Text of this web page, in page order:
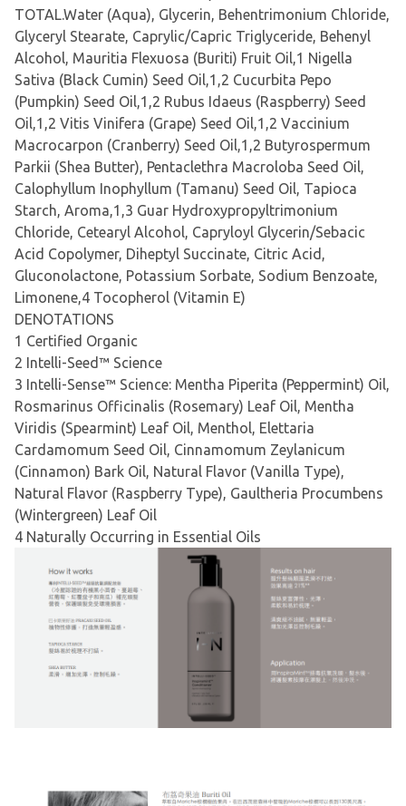
TOTAL.Water (Aqua), Glycerin, Behentrimonium Chloride,
Glyceryl Stearate, Caprylic/Capric Triglyceride, Behenyl
Alcohol, Mauritia Flexuosa (Buriti) Fruit Oil,1 Nigella
Sativa (Black Cumin) Seed Oil,1,2 Cucurbita Pepo
(Pumpkin) Seed Oil,1,2 Rubus Idaeus (Raspberry) Seed
Oil,1,2 Vitis Vinifera (Grape) Seed Oil,1,2 Vaccinium
Macrocarpon (Cranberry) Seed Oil,1,2 Butyrospermum
Parkii (Shea Butter), Pentaclethra Macroloba Seed Oil,
Calophyllum Inophyllum (Tamanu) Seed Oil, Tapioca
Starch, Aroma,1,3 Guar Hydroxypropyltrimonium
Chloride, Cetearyl Alcohol, Capryloyl Glycerin/Sebacic
Acid Copolymer, Diheptyl Succinate, Citric Acid,
Gluconolactone, Potassium Sorbate, Sodium Benzoate,
Limonene,4 Tocopherol (Vitamin E)
DENOTATIONS
1 Certified Organic
2 Intelli-Seed™ Science
3 Intelli-Sense™ Science: Mentha Piperita (Peppermint) Oil,
Rosmarinus Officinalis (Rosemary) Leaf Oil, Mentha
Viridis (Spearmint) Leaf Oil, Menthol, Elettaria
Cardamomum Seed Oil, Cinnamomum Zeylanicum
(Cinnamon) Bark Oil, Natural Flavor (Vanilla Type),
Natural Flavor (Raspberry Type), Gaultheria Procumbens
(Wintergreen) Leaf Oil
4 Naturally Occurring in Essential Oils